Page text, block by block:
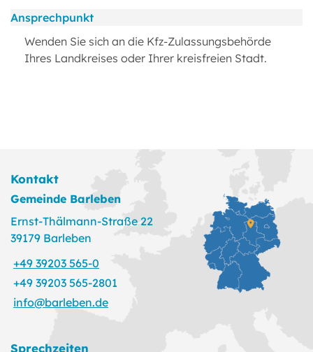
Ansprechpunkt
Wenden Sie sich an die Kfz-Zulassungsbehörde
Ihres Landkreises oder Ihrer kreisfreien Stadt.
Kontakt
Gemeinde Barleben
Ernst-Thälmann-Straße 22
39179 Barleben
+49 39203 565-0
+49 39203 565-2801
info@barleben.de
Sprechzeiten